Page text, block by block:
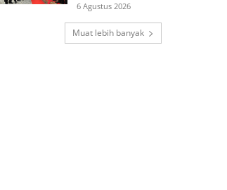
6 Agustus 2026
Muat lebih banyak